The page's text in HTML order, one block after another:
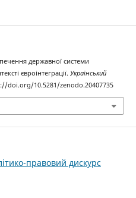
державної системи
євроінтеграції. Український
doi.org/10.5281/zenodo.20407735
правовий дискурс